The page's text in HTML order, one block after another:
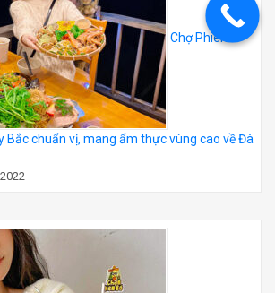
Chợ Phiên
Bắc chuẩn vị, mang ẩm thực vùng cao về Đà